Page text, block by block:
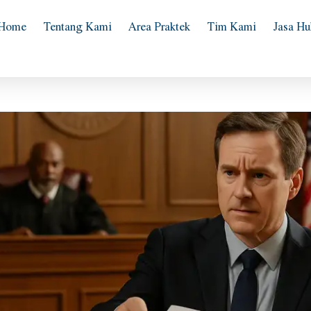
Tentang Kami Area Praktek Tim Kami Jasa